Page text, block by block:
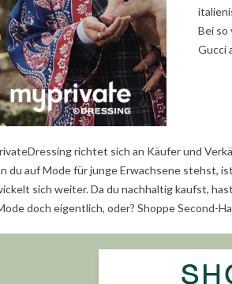
Bei so
Gucci
richtet sich an Käufer und
du auf Mode für junge Erwachsene stehst,
sich weiter. Da du nachhaltig kaufst,
doch eigentlich, oder? Shoppe Second-